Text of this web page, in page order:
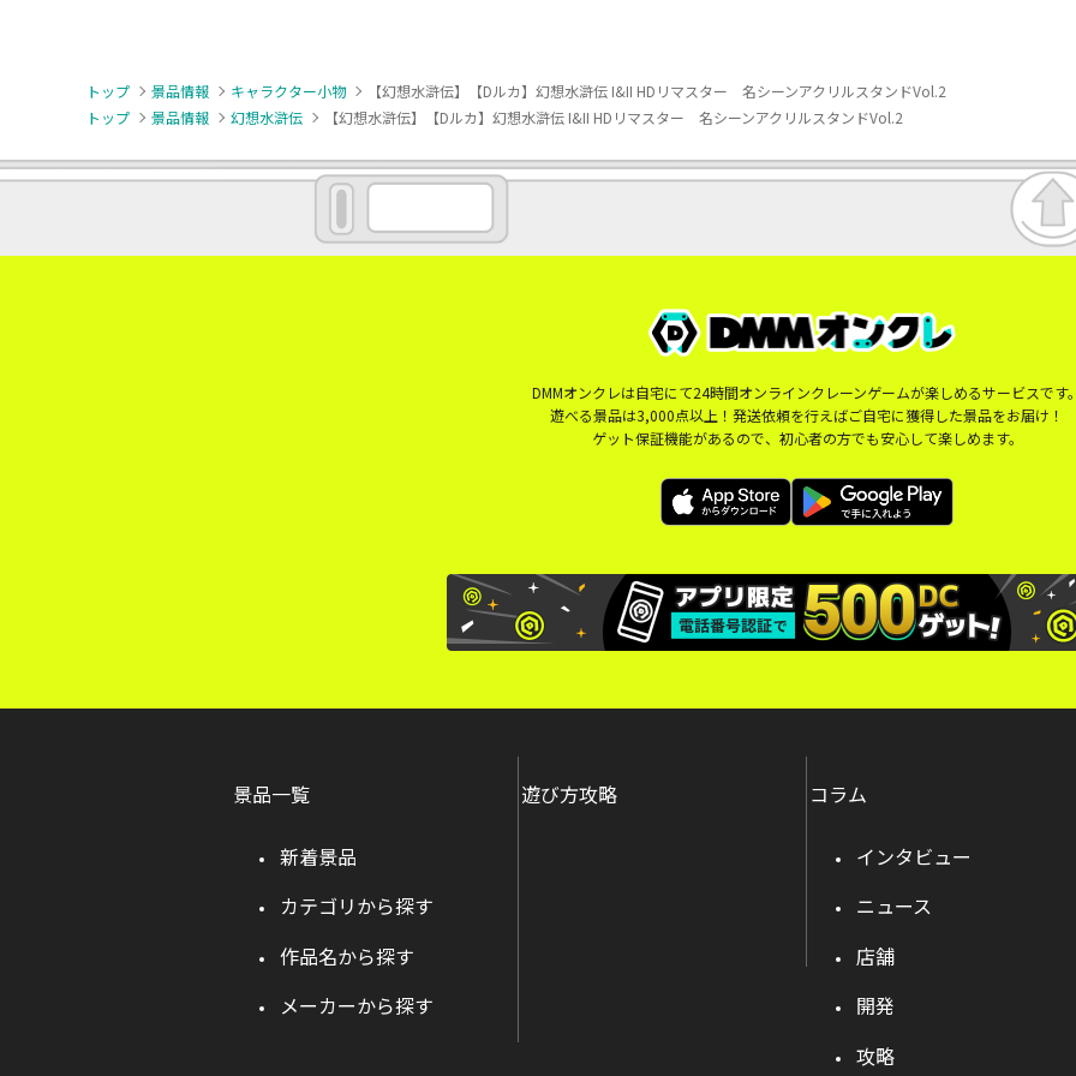
トップ 景品情報 キャラクター小物
【幻想水滸伝】【Dルカ】幻想水滸伝 I&II HDリマスター 名シーンアクリルスタンドVol.2
トップ
景品情報 幻想水滸伝 【幻想水滸伝】【Dルカ】幻想水滸伝 I&II HDリマスター 名シーンアクリルスタンドVol.2
DMMオンクレは自宅にて24時間オンラインクレーンゲームが楽しめるサービスです
遊べる景品は3,000点以上！発送依頼を行えばご自宅に獲得した景品をお届け！
ゲット保証機能があるので、初心者の方でも安心して楽しめます。
景品一覧
新着景品
カテゴリから探す
作品名から探す
メーカーから探す
遊び方攻略 コラム
インタビュー
ニュース
店舗
開発
攻略